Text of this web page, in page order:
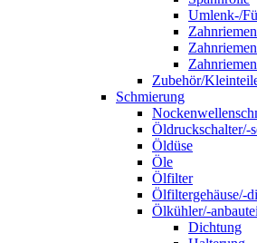
Umlenk-/
Zahnriemen
Zubehör/
Schmierung
Öldruckschalter/-
Öldüse
Öle
Ölfilter
Ölfiltergehäuse/-
Ölkühler/-
Dichtung